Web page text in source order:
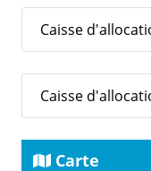
Caisse
Caisse
Carte